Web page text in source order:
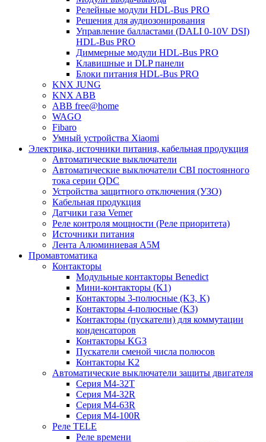
Релейные модули HDL-Bus PRO
Решения для аудиозонирования
Управление балластами (DALI 0-10V DSI)
HDL-Bus PRO
Диммерные модули HDL-Bus PRO
Клавишные и DLP панели
Блоки питания HDL-Bus PRO
KNX JUNG
KNX ABB
ABB free@home
WAGO
Fibaro
Умный устройства Xiaomi
Электрика, источники питания, кабельная продукция
Автоматические выключатели
Автоматические выключатели CBI постоянного
тока серии QDC
Устройства защитного отключения (УЗО)
Кабельная продукция
Датчики газа Vemer
Реле контроля мощности (Реле приоритета)
Источники питания
Лента Алюминиевая А5М
Промавтоматика
Контакторы
Модульные контакторы Benedict
Мини-контакторы (K1)
Контакторы 3-полюсные (K3, K)
Контакторы 4-полюсные (K3)
Контакторы (пускатели) для коммутации
конденсаторов
Контакторы KG3
Пускатели сменой числа полюсов
Контакторы K2
Автоматические выключатели защиты двигателя
Серия M4-32T
Серия M4-32R
Серия M4-63R
Серия M4-100R
Реле TELE
Реле времени